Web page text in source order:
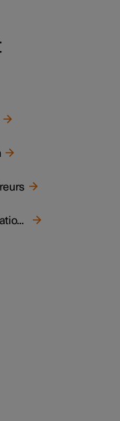
Température intérieure en stationnement